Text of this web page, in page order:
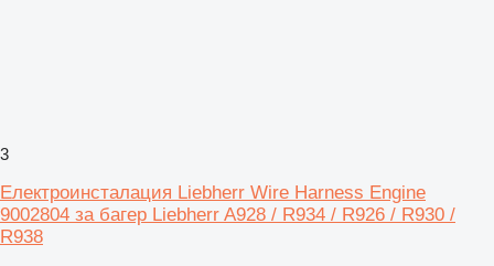
3
Електроинсталация Liebherr Wire Harness Engine
9002804 за багер Liebherr A928 / R934 / R926 / R930 /
R938